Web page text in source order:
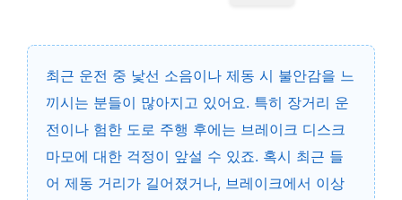
최근 운전 중 낯선 소음이나 제동 시 불안감을 느
끼시는 분들이 많아지고 있어요. 특히 장거리 운
전이나 험한 도로 주행 후에는 브레이크 디스크
마모에 대한 걱정이 앞설 수 있죠. 혹시 최근 들
어 제동 거리가 길어졌거나, 브레이크에서 이상